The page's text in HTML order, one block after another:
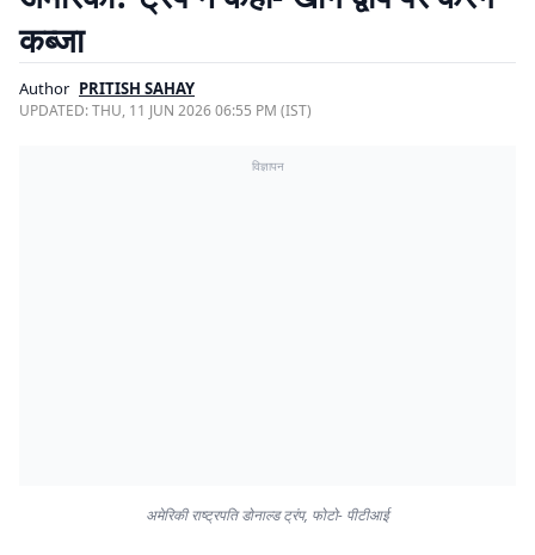
कब्जा
Author PRITISH SAHAY
UPDATED:THU, 11 JUN 2026 06:55 PM (IST)
विज्ञापन
अमेरिकी राष्ट्रपति डोनाल्ड ट्रंप, फोटो- पीटीआई